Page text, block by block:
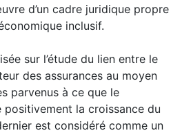
d’un cadre juridique propre
inclusif.
sur l’étude du lien entre le
des assurances au moyen
parvenus à ce que le
la croissance du
est considéré comme un